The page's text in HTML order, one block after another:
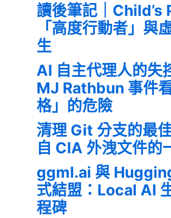
讀後筆記｜Child’s
「高度行動者」與
生
AI 自主代理人的失
MJ Rathbun 事件
格」的危險
清理 Git 分支的最
自 CIA 外洩文件的
ggml.ai 與
式結盟：Local AI
程碑